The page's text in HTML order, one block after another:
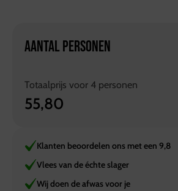
AANTAL PERSONEN
Totaalprijs voor 4 personen
55,80
Klanten beoordelen ons met een 9,8
Vlees van de échte slager
Wij doen de afwas voor je